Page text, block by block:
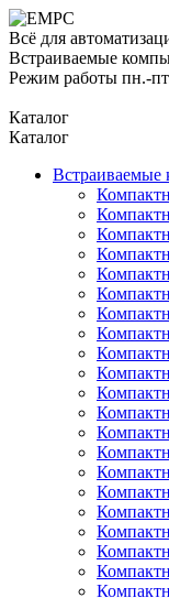
Всё для
Встраиваемые
Режим работы пн.-
Каталог
Каталог
Встраиваемые